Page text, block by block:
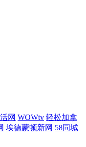
网 WOWtv 轻松加拿
埃德蒙顿新网 58同城